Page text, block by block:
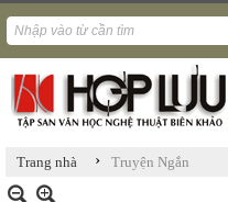
Trang nhà › Truyện Ngắn